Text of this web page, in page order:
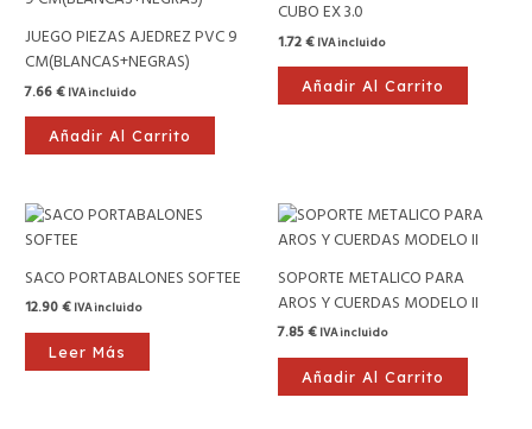
JUEGO PIEZAS AJEDREZ PVC 9
CM(BLANCAS+NEGRAS)
7.66€ IVA incluido
Añadir Al Carrito
CUBO EX 3.0
1.72€ IVA incluido
Añadir Al Carrito
SACO PORTABALONES SOFTEE
12.90€ IVA incluido
Leer Más
SOPORTE METALICO PARA
AROS Y CUERDAS MODELO II
7.85€ IVA incluido
Añadir Al Carrito